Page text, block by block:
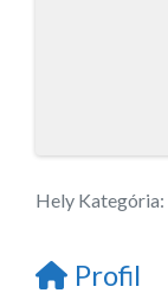
Hely Kategória:
Profil